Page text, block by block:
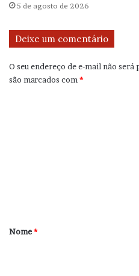
5 de agosto de 2026
Deixe um comentário
O seu endereço de e-mail não será
são marcados com*
r
Nome*